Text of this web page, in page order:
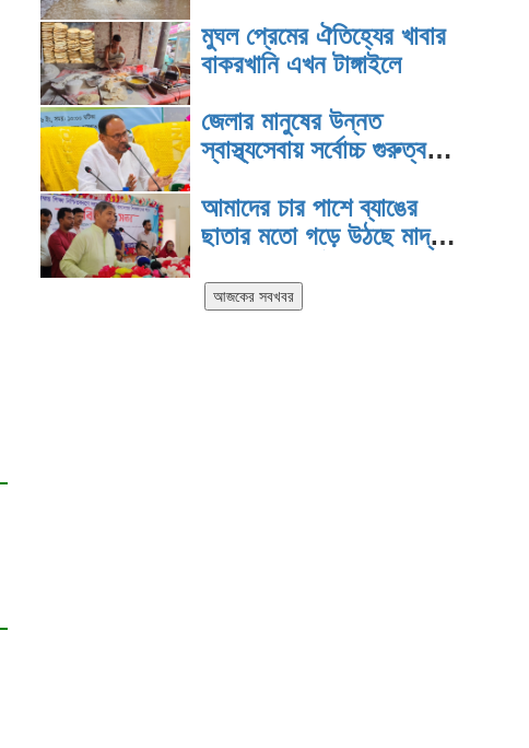
মুঘল প্রেমের ঐতিহ্যের খাবার
বাকরখানি এখন টাঙ্গাইলে
জেলার মানুষের উন্নত
স্বাস্থ্যসেবায় সর্বোচ্চ গুরুত্ব
আমাদের চার পাশে ব্যাঙের
ছাতার মতো গড়ে উঠছে মাদ্রাসা
বিষয়কমন্ত্রী